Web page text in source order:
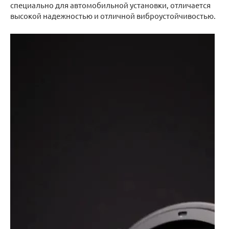
специально для автомобильной установки, отличается
высокой надежностью и отличной виброустойчивостью.